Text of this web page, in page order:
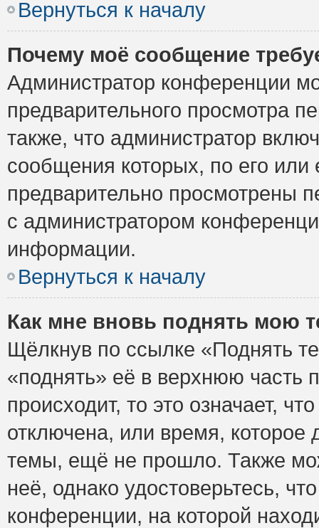
Вернуться к началу
Почему моё сообщение
Администратор конференции
предварительного просмотра
также, что администратор
сообщения которых, по его
предварительно просмотрены
с администратором
информации.
Вернуться к началу
Как мне вновь поднять мою
Щёлкнув по ссылке «Поднять
«поднять» её в верхнюю часть
происходит, то это означает,
отключена, или время, которое
темы, ещё не прошло. Также
неё, однако удостоверьтесь,
конференции, на которой